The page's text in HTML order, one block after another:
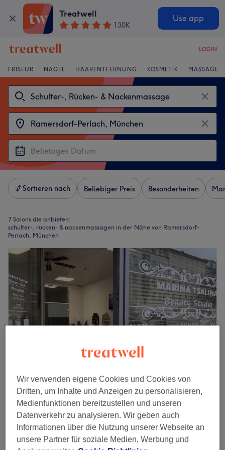
Treatwell
130K
Use app
LOGIN
FRISEUR NÄGEL HAARENTFERNUNG KOSMETIK MASSAGE
Sortieren nach Beliebiger Preis Besonderheiten
7 Salons die anbieten:
schulter-, rücken- & nackenmassagen in der Nähe von Ramersdorf-
Perlach, München
Beauty Studio Marina Tsalina
5,0
6 Bewertungen
Rosenheimer Platz, München
Auf Karte anzeigen
Rückenmassage
Wir verwenden eigene Cookies und Cookies von
Dritten, um Inhalte und Anzeigen zu personalisieren,
Medienfunktionen bereitzustellen und unseren
Datenverkehr zu analysieren. Wir geben auch
Informationen über die Nutzung unserer Webseite an
unsere Partner für soziale Medien, Werbung und